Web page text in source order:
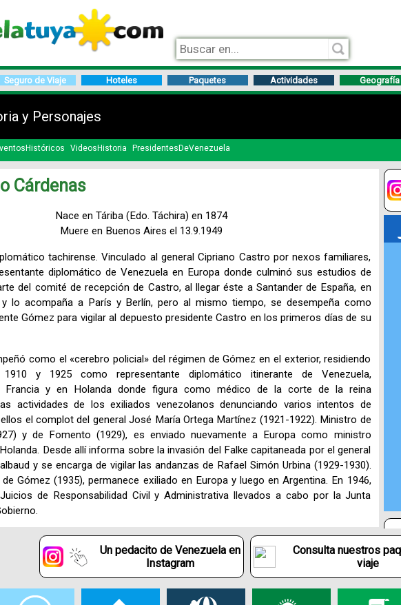
Seguro de Viaje Hoteles Paquetes Actividades Geografía
y Personajes
VideosHistoria PresidentesDeVenezuela
Cárdenas
Nace en Táriba (Edo. Táchira) en 1874
Muere en Buenos Aires el 13.9.1949
tachirense. Vinculado al general Cipriano Castro por nexos familiares,
diplomático de Venezuela en Europa donde culminó sus estudios de
del comité de recepción de Castro, al llegar éste a Santander de España, en
y lo acompaña a París y Berlín, pero al mismo tiempo, se desempeña como
Gómez para vigilar al depuesto presidente Castro en los primeros días de su
como el «cerebro policial» del régimen de Gómez en el exterior, residiendo
y 1925 como representante diplomático itinerante de Venezuela,
Francia y en Holanda donde figura como médico de la corte de la reina
actividades de los exiliados venezolanos denunciando varios intentos de
el complot del general José María Ortega Martínez (1921-1922). Ministro de
y de Fomento (1929), es enviado nuevamente a Europa como ministro
Desde allí informa sobre la invasión del Falke capitaneada por el general
y se encarga de vigilar las andanzas de Rafael Simón Urbina (1929-1930).
Gómez (1935), permanece exiliado en Europa y luego en Argentina. En 1946,
de Responsabilidad Civil y Administrativa llevados a cabo por la Junta
Un pedacito de Venezuela en
Instagram
Consulta nuestros
viaje